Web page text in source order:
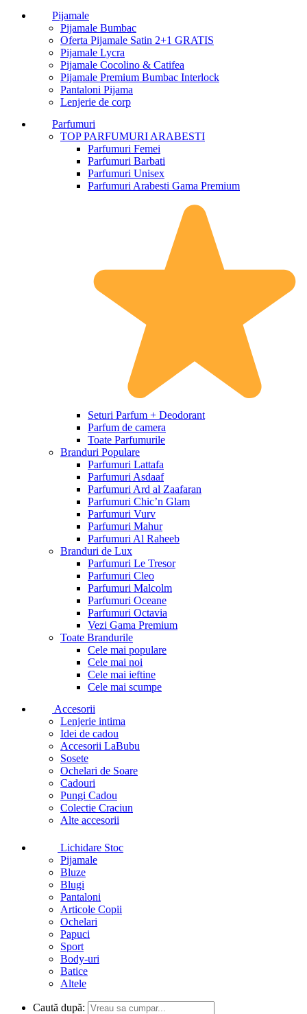
Pijamale
Pijamale Bumbac
Oferta Pijamale Satin 2+1 GRATIS
Pijamale Lycra
Pijamale Cocolino & Catifea
Pijamale Premium Bumbac Interlock
Pantaloni Pijama
Lenjerie de corp
Parfumuri
TOP PARFUMURI ARABESTI
Parfumuri Femei
Parfumuri Barbati
Parfumuri Unisex
Parfumuri Arabesti Gama Premium
Seturi Parfum + Deodorant
Parfum de camera
Toate Parfumurile
Branduri Populare
Parfumuri Lattafa
Parfumuri Asdaaf
Parfumuri Ard al Zaafaran
Parfumuri Chic’n Glam
Parfumuri Vurv
Parfumuri Mahur
Parfumuri Al Raheeb
Branduri de Lux
Parfumuri Le Tresor
Parfumuri Cleo
Parfumuri Malcolm
Parfumuri Oceane
Parfumuri Octavia
Vezi Gama Premium
Toate Brandurile
Cele mai populare
Cele mai noi
Cele mai ieftine
Cele mai scumpe
Accesorii
Lenjerie intima
Idei de cadou
Accesorii LaBubu
Sosete
Ochelari de Soare
Cadouri
Pungi Cadou
Colectie Craciun
Alte accesorii
Lichidare Stoc
Pijamale
Bluze
Blugi
Pantaloni
Articole Copii
Ochelari
Papuci
Sport
Body-uri
Batice
Altele
Caută după: